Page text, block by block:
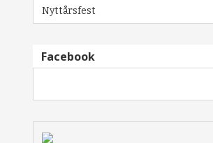
Nyttårsfest
Facebook